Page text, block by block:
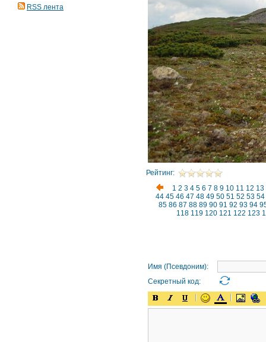
RSS лента
Рейтинг:
1 2 3 4 5 6 7 8 9 10 11 12 13
44 45 46 47 48 49 50 51 52 53 54
85 86 87 88 89 90 91 92 93 94
118 119 120 121 122 123
Имя (Псевдоним):
Секретный код: